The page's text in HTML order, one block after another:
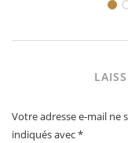
Votre adresse e-mail ne
indiqués avec*